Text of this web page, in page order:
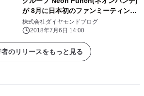
が 8月に日本初のファンミーティング
＆リリースイベントを開催
株式会社ダイヤモンドブログ
2018年7月6日 14:00
のリリースをもっと見る